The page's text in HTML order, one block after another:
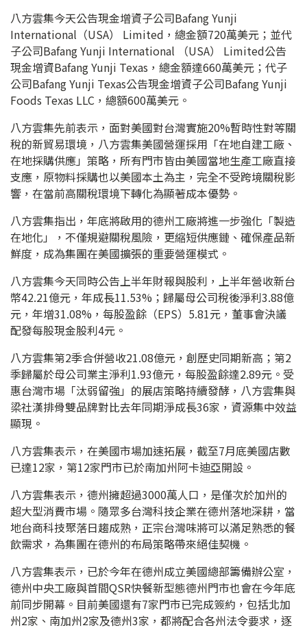
八方雲集今天公告現金增資子公司Bafang Yunji
International（USA） Limited，總金額720萬美元；並代
子公司Bafang Yunji International （USA） Limited公告
現金增資Bafang Yunji Texas，總金額達660萬美元；代子
公司Bafang Yunji Texas公告現金增資子公司Bafang Yunji
Foods Texas LLC，總額600萬美元。
八方雲集先前表示，面對美國對台灣實施20%暫時性對等關
稅的新貿易環境，八方雲集美國營運採用「在地自建工廠、
在地採購供應」策略，所有門市皆由美國當地生產工廠直接
支應，原物料採購也以美國本土為主，完全不受跨境關稅影
響，在當前高關稅環境下轉化為顯著成本優勢。
八方雲集指出，年底將啟用的德州工廠將進一步強化「製造
在地化」，不僅規避關稅風險，更縮短供應鏈、確保產品新
鮮度，成為集團在美國擴張的重要營運模式。
八方雲集今天同時公告上半年財報與股利，上半年營收新台
幣42.21億元，年成長11.53%；歸屬母公司稅後淨利3.88億
元，年增31.08%，每股盈餘（EPS）5.81元，董事會決議
配發每股現金股利4元。
八方雲集第2季合併營收21.08億元，創歷史同期新高；第2
季歸屬於母公司業主淨利1.93億元，每股盈餘達2.89元。受
惠台灣市場「汰弱留強」的展店策略持續發酵，八方雲集與
梁社漢排骨雙品牌對比去年同期淨成長36家，資源集中效益
顯現。
八方雲集表示，在美國市場加速拓展，截至7月底美國店數
已達12家，第12家門市已於南加州阿卡迪亞開設。
八方雲集表示，德州擁超過3000萬人口，是僅次於加州的
超大型消費市場。隨眾多台灣科技企業在德州落地深耕，當
地台商科技聚落日趨成熟，正宗台灣味將可以滿足熟悉的餐
飲需求，為集團在德州的布局策略帶來絕佳契機。
八方雲集表示，已於今年在德州成立美國總部籌備辦公室，
德州中央工廠與首間QSR快餐新型態德州門市也會在今年底
前同步開幕。目前美國還有7家門市已完成簽約，包括北加
州2家、南加州2家及德州3家，都將配合各州法令要求，逐